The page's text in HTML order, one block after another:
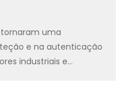
uma
e na autenticação
industriais e